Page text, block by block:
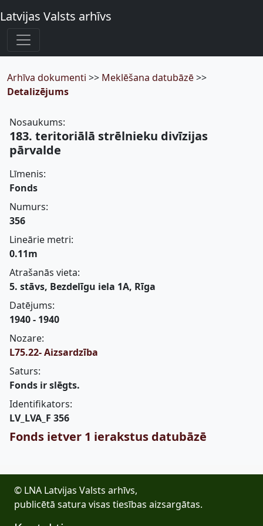
Latvijas Valsts arhīvs
Arhīva dokumenti >> Meklēšana datubāzē>>
Detalizējums
Nosaukums:
183. teritoriālā strēlnieku divīzijas
pārvalde
Līmenis:
Fonds
Numurs:
356
Lineārie metri:
0.11m
Atrašanās vieta:
5. stāvs, Bezdelīgu iela 1A, Rīga
Datējums:
1940 - 1940
Nozare:
L75.22- Aizsardzība
Saturs:
Fonds ir slēgts.
Identifikators:
LV_LVA_F 356
Fonds ietver 1 ierakstus datubāzē
© LNA Latvijas Valsts arhīvs,
publicētā satura visas tiesības aizsargātas.